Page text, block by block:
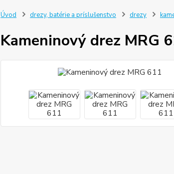
Úvod drezy, batérie a príslušenstvo drezy
Kameninový drez MRG